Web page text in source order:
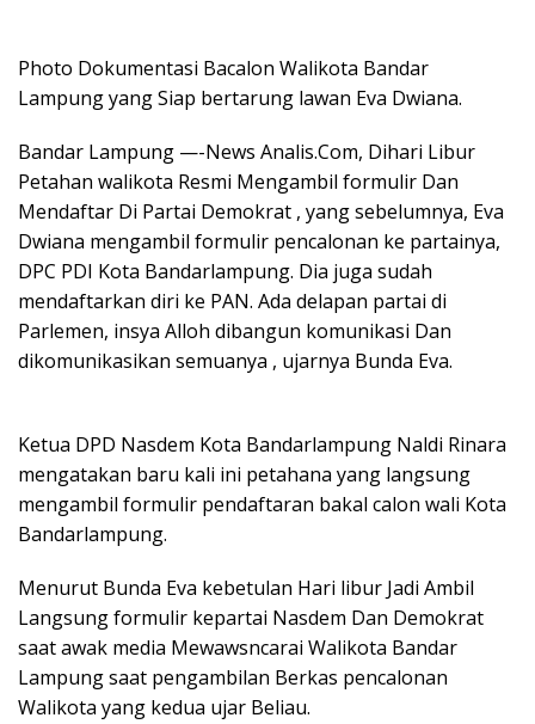
Photo Dokumentasi Bacalon Walikota Bandar
Lampung yang Siap bertarung lawan Eva Dwiana.
Bandar Lampung —-News Analis.Com, Dihari Libur
Petahan walikota Resmi Mengambil formulir Dan
Mendaftar Di Partai Demokrat , yang sebelumnya, Eva
Dwiana mengambil formulir pencalonan ke partainya,
DPC PDI Kota Bandarlampung. Dia juga sudah
mendaftarkan diri ke PAN. Ada delapan partai di
Parlemen, insya Alloh dibangun komunikasi Dan
dikomunikasikan semuanya , ujarnya Bunda Eva.
Ketua DPD Nasdem Kota Bandarlampung Naldi Rinara
mengatakan baru kali ini petahana yang langsung
mengambil formulir pendaftaran bakal calon wali Kota
Bandarlampung.
Menurut Bunda Eva kebetulan Hari libur Jadi Ambil
Langsung formulir kepartai Nasdem Dan Demokrat
saat awak media Mewawsncarai Walikota Bandar
Lampung saat pengambilan Berkas pencalonan
Walikota yang kedua ujar Beliau.